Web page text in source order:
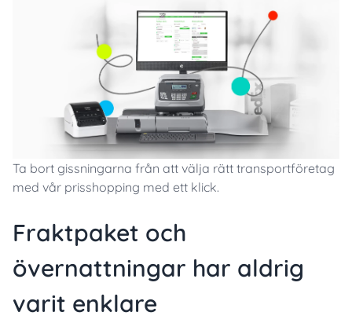
Ta bort gissningarna från att välja rätt transportföretag
med vår prisshopping med ett klick.
Fraktpaket och
övernattningar har aldrig
varit enklare